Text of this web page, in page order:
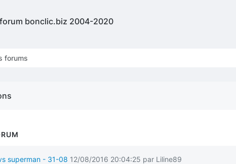
bonclic.biz 2004-2020
forums
superman - 31-08 12/08/2016 20:04:25 par Liline89